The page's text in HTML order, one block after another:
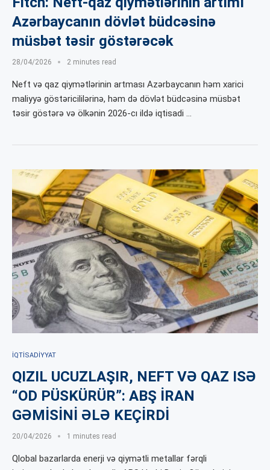
Azərbaycanın dövlət büdcəsinə
müsbət təsir göstərəcək
28/04/2026 2 minutes read
Neft və qaz qiymətlərinin artması Azərbaycanın həm xarici
maliyyə göstəricililərinə, həm də dövlət büdcəsinə müsbət
təsir göstərə və ölkənin 2026-cı ildə iqtisadi …
İQTISADIYYAT
QIZIL UCUZLAŞIR, NEFT VƏ QAZ ISƏ
“OD PÜSKÜRÜR”: ABŞ İRAN
GƏMİSİNİ ƏLƏ KEÇİRDİ
20/04/2026 1 minutes read
Qlobal bazarlarda enerji və qiymətli metallar fərqli